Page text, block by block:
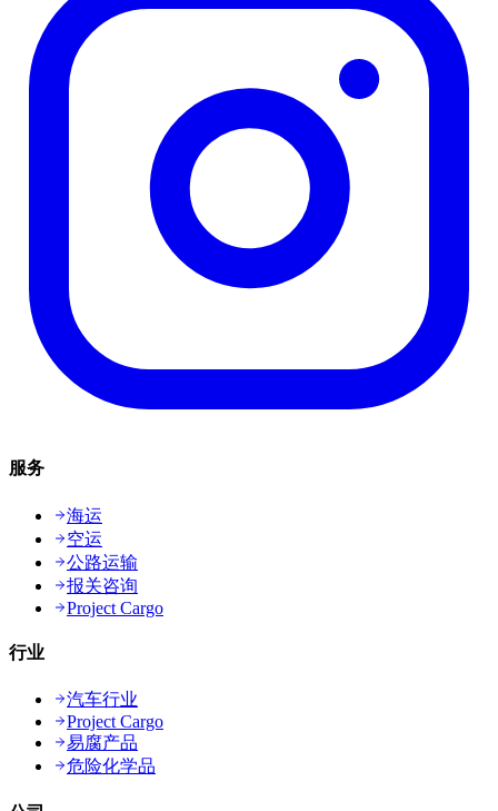
服务
海运
空运
公路运输
报关咨询
Project Cargo
行业
汽车行业
Project Cargo
易腐产品
危险化学品